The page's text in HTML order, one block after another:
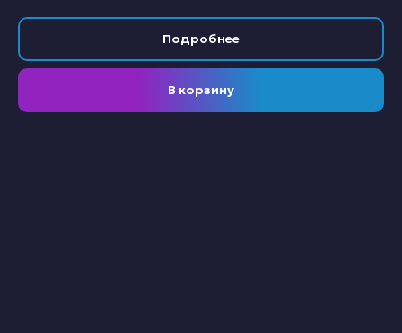
Подробнее
В корзину